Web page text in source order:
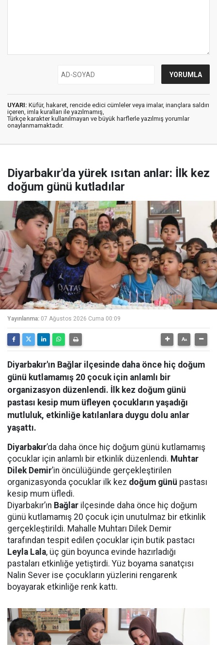
UYARI: Küfür, hakaret, rencide edici cümleler veya imalar, inançlara saldırı
içeren, imla kuralları ile yazılmamış,
Türkçe karakter kullanılmayan ve büyük harflerle yazılmış yorumlar
onaylanmamaktadır.
Diyarbakır'da yürek ısıtan anlar: İlk kez
doğum günü kutladılar
Yayınlanma: 07 Ağustos 2026 Cuma 00:09
Diyarbakır'ın Bağlar ilçesinde daha önce hiç doğum
günü kutlamamış 20 çocuk için anlamlı bir
organizasyon düzenlendi. İlk kez doğum günü
pastası kesip mum üfleyen çocukların yaşadığı
mutluluk, etkinliğe katılanlara duygu dolu anlar
yaşattı.
Diyarbakır’da daha önce hiç doğum günü kutlamamış
çocuklar için anlamlı bir etkinlik düzenlendi. Muhtar
Dilek Demir’in öncülüğünde gerçekleştirilen
organizasyonda çocuklar ilk kez doğum günü pastası
kesip mum üfledi.
Diyarbakır’ın Bağlar ilçesinde daha önce hiç doğum
günü kutlamamış 20 çocuk için unutulmaz bir etkinlik
gerçekleştirildi. Mahalle Muhtarı Dilek Demir
tarafından tespit edilen çocuklar için butik pastacı
Leyla Lala, üç gün boyunca evinde hazırladığı
pastaları etkinliğe yetiştirdi. Yüz boyama sanatçısı
Nalin Sever ise çocukların yüzlerini rengarenk
boyayarak etkinliğe renk kattı.